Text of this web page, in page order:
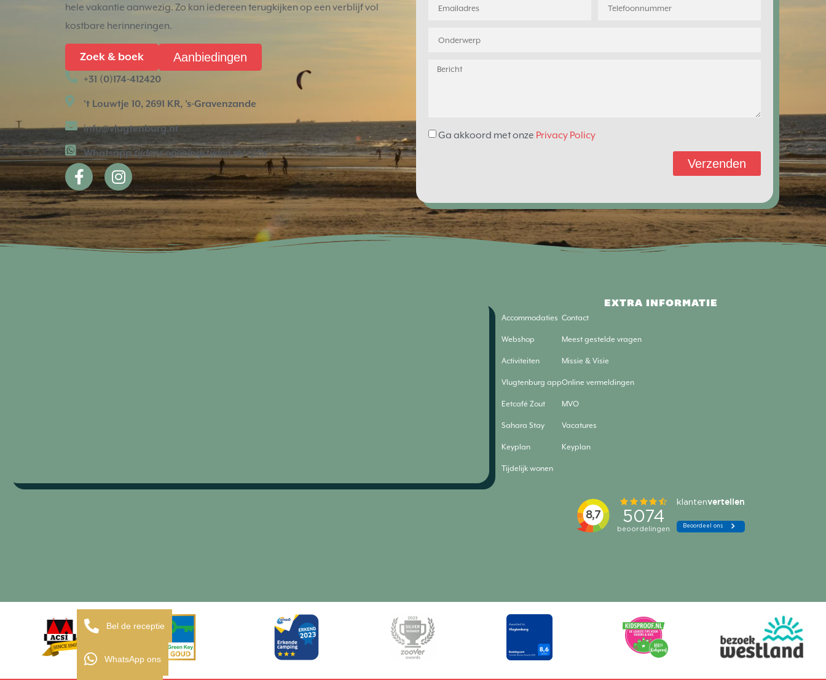
hele vakantie aanwezig. Zo kan iedereen terugkijken op een verblijf vol
kostbare herinneringen.
Zoek & boek Aanbiedingen
+31 (0)174-412420
't Louwtje 10, 2691 KR, 's-Gravenzande
info@vlugtenburg.nl
Whatsapptijdens openingstijden receptie
Ga akkoord met onze Privacy Policy
Verzenden
EXTRA INFORMATIE
Accommodaties
Webshop
Activiteiten
Vlugtenburg app
Eetcafé Zout
Sahara Stay
Keyplan
Tijdelijk wonen
Contact
Meest gestelde vragen
Missie & Visie
Online vermeldingen
MVO
Vacatures
Keyplan
Bel de receptie
WhatsApp ons